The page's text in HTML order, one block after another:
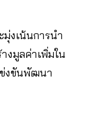
งเน้นการนำ
งมูลค่าเพิ่มใน
งขันพัฒนา